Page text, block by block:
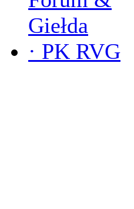
Giełda
· PK RVG